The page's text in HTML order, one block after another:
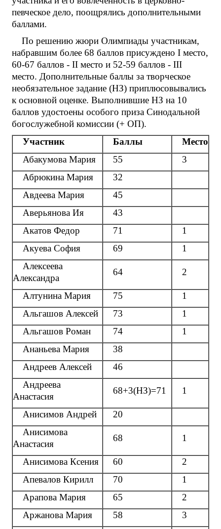
певческое дело, поощрялись дополнительными
баллами.
По решению жюри Олимпиады участникам,
набравшим более 68 баллов присуждено I место,
60-67 баллов - II место и 52-59 баллов - III
место. Дополнительные баллы за творческое
необязательное задание (НЗ) приплюсовывались
к основной оценке. Выполнившие НЗ на 10
баллов удостоены особого приза Синодальной
богослужебной комиссии (+ ОП).
Участник
Баллы
Место
Абакумова Мария
55
3
Абрюкина Мария
32
Авдеева Мария
45
Аверьянова Ия
43
Акатов Федор
71
1
Акуева София
69
1
Алексеева
Александра
64 2
Алтунина Мария 75
1
Альгашов Алексей
73
1
Альгашов Роман
74
1
Ананьева Мария
38
Андреев Алексей
46
Андреева
Анастасия
68+3(НЗ)=71 1
Анисимов Андрей
20
Анисимова
Анастасия
68 1
Анисимова Ксения 60
2
Апевалов Кирилл
70
1
Арапова Мария
65
2
Аржанова Мария
58
3